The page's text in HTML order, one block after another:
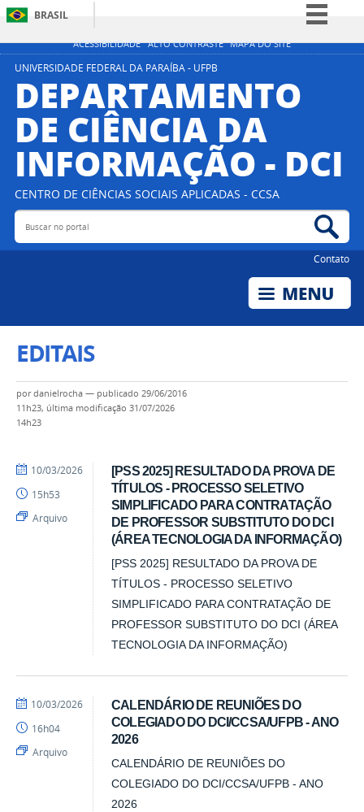
ACESSIBILIDADE ALTO CONTRASTE MAPA DO SITE
BRASIL
Simplifique!
Participe
Acesso à informação
Legislação
Canais
UNIVERSIDADE FEDERAL DA PARAÍBA - UFPB
DEPARTAMENTO
DE CIÊNCIA DA
INFORMAÇÃO - DCI
CENTRO DE CIÊNCIAS SOCIAIS APLICADAS - CCSA
Buscar no portal
Contato
EDITAIS
pordanielrocha — publicado 29/06/2016
11h23, última modificação 31/07/2026
14h23
[PSS 2025] RESULTADO DA PROVA DE
TÍTULOS - PROCESSO SELETIVO
SIMPLIFICADO PARA CONTRATAÇÃO
DE PROFESSOR SUBSTITUTO DO DCI
(ÁREA TECNOLOGIA DA INFORMAÇÃO)
[PSS 2025] RESULTADO DA PROVA DE
TÍTULOS - PROCESSO SELETIVO
SIMPLIFICADO PARA CONTRATAÇÃO DE
PROFESSOR SUBSTITUTO DO DCI (ÁREA
TECNOLOGIA DA INFORMAÇÃO)
por
publicado
10/03/2026
15h53
Arquivo
CALENDÁRIO DE REUNIÕES DO
COLEGIADO DO DCI/CCSA/UFPB - ANO
2026
CALENDÁRIO DE REUNIÕES DO
COLEGIADO DO DCI/CCSA/UFPB - ANO
2026
por
publicado
10/03/2026
16h04
Arquivo